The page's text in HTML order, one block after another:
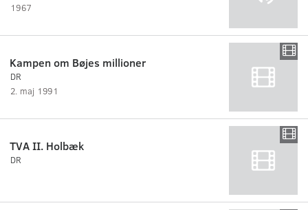
1967
Kampen om Bøjes millioner
DR
2. maj 1991
TVA II. Holbæk
DR